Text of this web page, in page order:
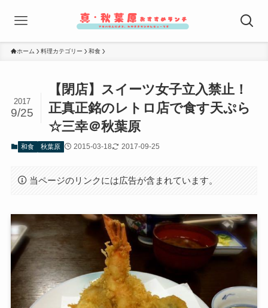
ホーム 料理カテゴリー 和食
【閉店】スイーツ女子立入禁止！
正真正銘のレトロ店で食す天ぷら
☆三幸＠秋葉原
2017
9/25
和食 秋葉原 2015-03-18 2017-09-25
当ページのリンクには広告が含まれています。